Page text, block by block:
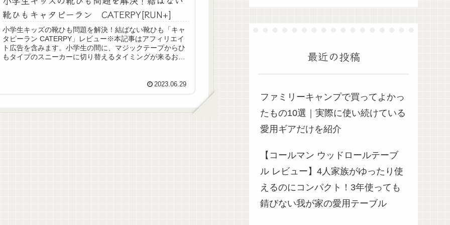
靴ひもキャタピーラン CATERPY[RUN+]
小学生キッズの靴ひも問題を解決！結ばない靴ひも「キャ
タピーラン CATERPY」レビュー※本記事はアフィリエイ
ト広告を含みます。小学生の間に、マジックテープからひ
もタイプのスニーカーに切り替えるタイミングが来るお子
2023.06.29
最近の投稿
ファミリーキャンプで買ってよかっ
たもの10選｜実際に使い続けている
愛用ギアだけを紹介
【コールマン ウッドロールテーブ
ル レビュー】4人家族がゆったり使
えるのにコンパクト！3年使っても
錆びない我が家の愛用テーブル